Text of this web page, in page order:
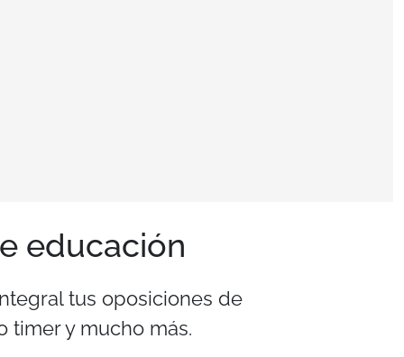
educación
tus oposiciones de
timer y mucho más.